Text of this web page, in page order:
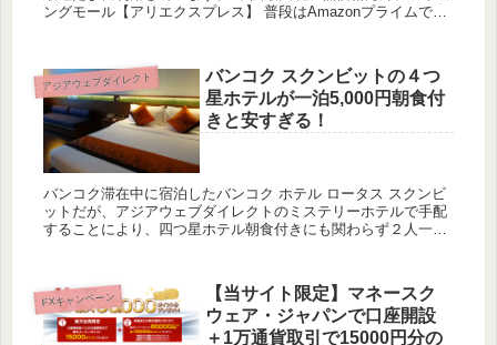
ングモール【アリエクスプレス】 普段はAmazonプライムで買
アジアウェブダイレクト
バンコク スクンビットの４つ
星ホテルが一泊5,000円朝食付
きと安すぎる！
バンコク滞在中に宿泊したバンコク ホテル ロータス スクンビ
ットだが、アジアウェブダイレクトのミステリーホテルで手配
することにより、四つ星ホテル朝食付きにも関わらず２人一部
FXキャンペーン
【当サイト限定】マネースク
ウェア・ジャパンで口座開設
＋1万通貨取引で15000円分の